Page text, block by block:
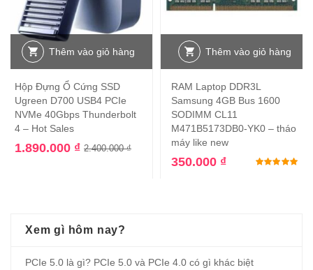
Thêm vào giỏ hàng
Hộp Đựng Ổ Cứng SSD
Ugreen D700 USB4 PCIe
NVMe 40Gbps Thunderbolt
4 – Hot Sales
2.400.000₫
1.890.000 ₫
Thêm vào giỏ hàng
RAM Laptop DDR3L
Samsung 4GB Bus 1600
SODIMM CL11
M471B5173DB0-YK0 – tháo
máy like new
350.000 ₫
Xem gì hôm nay?
PCIe 5.0 là gì? PCIe 5.0 và PCIe 4.0 có gì khác biệt